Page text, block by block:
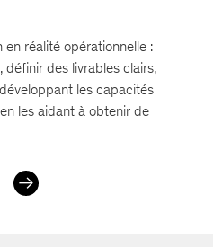
en réalité opérationnelle :
définir des livrables clairs,
les capacités
les aidant à obtenir de